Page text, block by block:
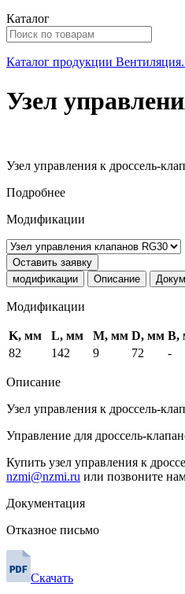
Каталог
Каталог продукции
Узел
Узел управления к дроссель-
Подробнее
Модификации
Оставить заявку
модификации
Описание
Модификации
K, мм L, мм M, мм D, мм B,
82
142 9 72 -
Описание
Узел управления к дроссель-
Управление для дроссель-
Купить узел управления к
nzmi@nzmi.ru или позвоните
Документация
Отказное письмо
Скачать